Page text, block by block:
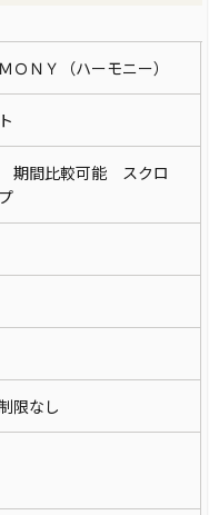
ＯＮＹ（ハーモニー）
期間比較可能 スクロ
限なし